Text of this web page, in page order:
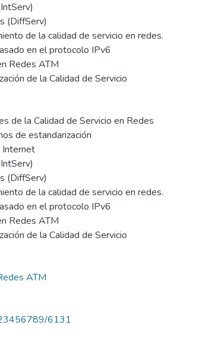
(DiffServ)
de la calidad de servicio en redes.
en el protocolo IPv6
Redes ATM
de la Calidad de Servicio
de la Calidad de Servicio en Redes
de estandarización
Internet
(DiffServ)
de la calidad de servicio en redes.
en el protocolo IPv6
Redes ATM
de la Calidad de Servicio
ATM
6131